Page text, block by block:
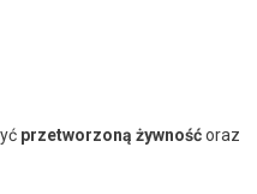
przetworzoną żywnośćoraz